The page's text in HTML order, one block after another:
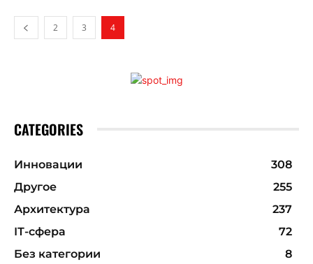
2 3 4
CATEGORIES
Инновации
308
Другое
255
Архитектура
237
ІТ-сфера
72
Без категории
8